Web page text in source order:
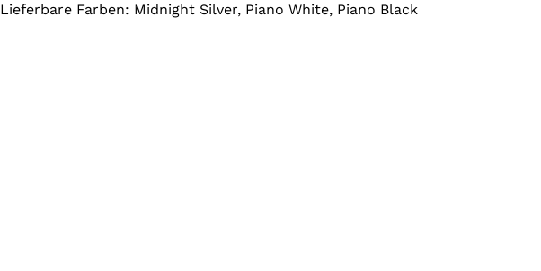
Lieferbare Farben: Midnight Silver, Piano White, Piano Black